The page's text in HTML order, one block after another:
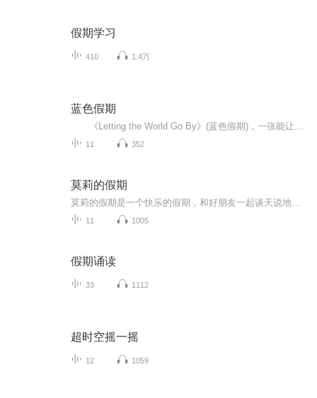
假期学习
410 1.4万
蓝色假期
11 352
莫莉的假期
11 1005
假期诵读
33 1112
超时空摇一摇
12 1059